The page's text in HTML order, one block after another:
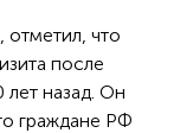
что
после
лет назад. Он
граждане РФ